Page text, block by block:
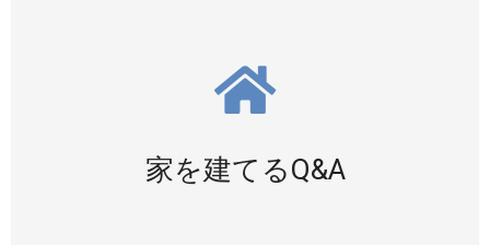
家を建てるQ&A
家を建てる時の良くある質問
詳細をみる